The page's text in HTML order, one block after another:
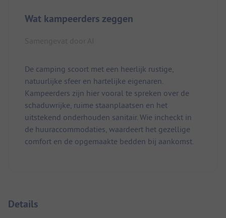
Wat kampeerders zeggen
De camping scoort met een heerlijk rustige,
natuurlijke sfeer en hartelijke eigenaren.
Kampeerders zijn hier vooral te spreken over de
schaduwrijke, ruime staanplaatsen en het
uitstekend onderhouden sanitair. Wie incheckt in
de huuraccommodaties, waardeert het gezellige
comfort en de opgemaakte bedden bij aankomst.
Details